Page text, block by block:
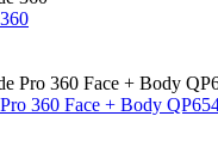
360 Face + Body